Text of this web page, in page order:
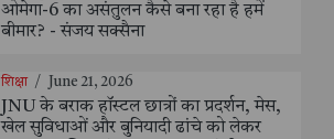
ओमेगा-6 का असंतुलन कैसे बना रहा है हमें
बीमार? - संजय सक्सैना
शिक्षा / June 21, 2026
JNU के बराक हॉस्टल छात्रों का प्रदर्शन, मेस,
खेल सुविधाओं और बुनियादी ढांचे को लेकर